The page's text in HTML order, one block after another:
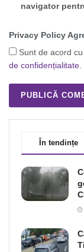
navigator
Privacy Policy
Sunt de acord
de confidențialitate.
În tendințe